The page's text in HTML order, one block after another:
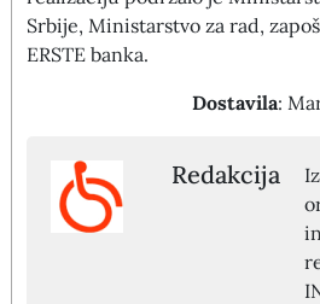
Srbije, Ministarstvo za rad,
ERSTE banka.
Dostavila:
Redakcija